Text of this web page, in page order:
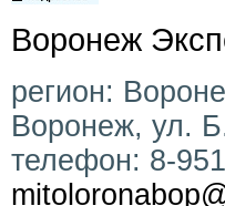
Воронеж
регион:
Воронеж, ул.
телефон: 8-